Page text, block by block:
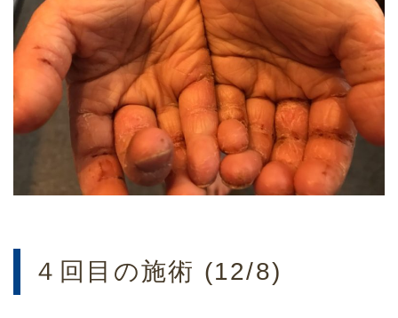
４回目の施術 (12/8)